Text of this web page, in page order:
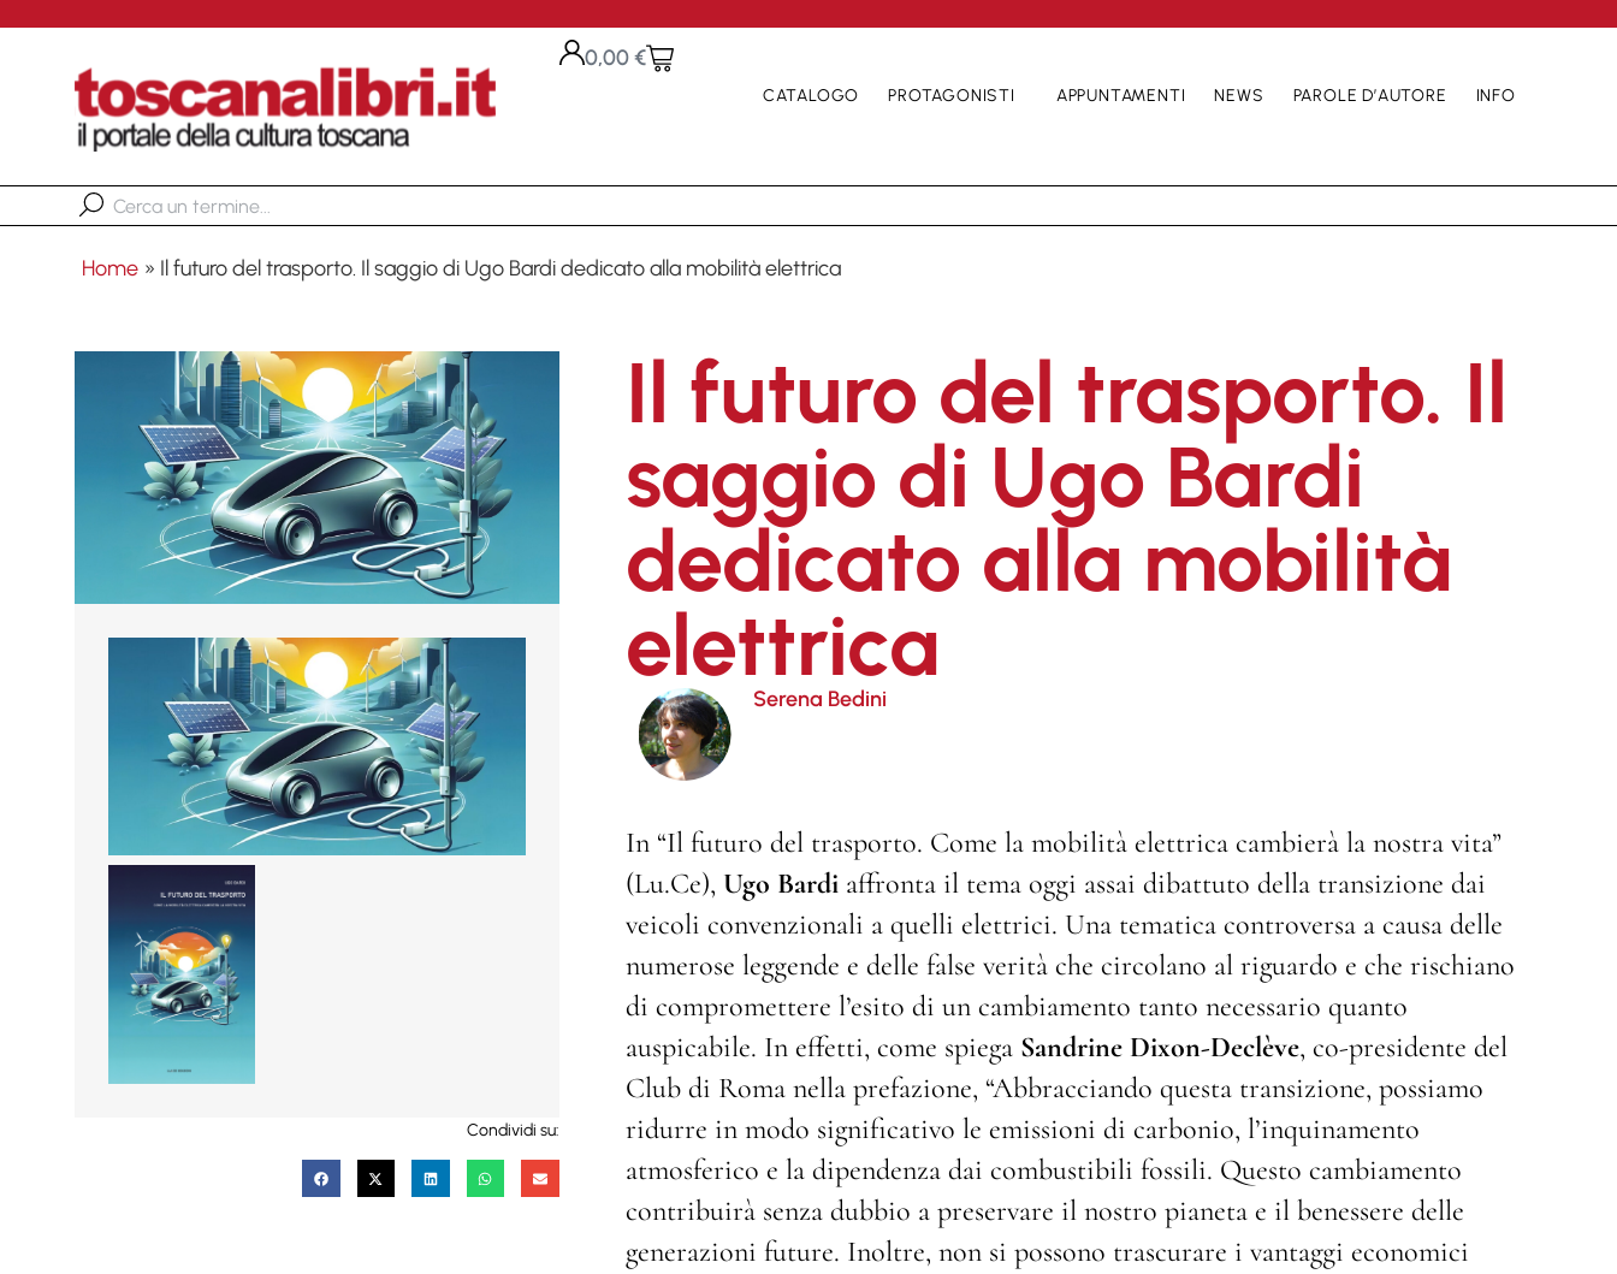
0,00€
CATALOGO PROTAGONISTI APPUNTAMENTI NEWS PAROLE D’AUTORE INFO
Home » Il futuro del trasporto. Il saggio di Ugo Bardi dedicato alla mobilità elettrica
Condividi su:
Il futuro del trasporto. Il
saggio di Ugo Bardi
dedicato alla mobilità
elettrica
Serena Bedini
In “Il futuro del trasporto. Come la mobilità elettrica cambierà la nostra vita”
(Lu.Ce), Ugo Bardi affronta il tema oggi assai dibattuto della transizione dai
veicoli convenzionali a quelli elettrici. Una tematica controversa a causa delle
numerose leggende e delle false verità che circolano al riguardo e che rischiano
di compromettere l’esito di un cambiamento tanto necessario quanto
auspicabile. In effetti, come spiega Sandrine Dixon-Declève, co-presidente del
Club di Roma nella prefazione, “Abbracciando questa transizione, possiamo
ridurre in modo significativo le emissioni di carbonio, l’inquinamento
atmosferico e la dipendenza dai combustibili fossili. Questo cambiamento
contribuirà senza dubbio a preservare il nostro pianeta e il benessere delle
generazioni future. Inoltre, non si possono trascurare i vantaggi economici